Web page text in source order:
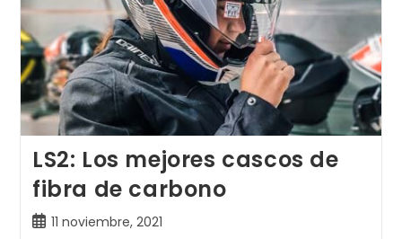
LS2: Los mejores cascos de
fibra de carbono
Publicación
11 noviembre, 2021